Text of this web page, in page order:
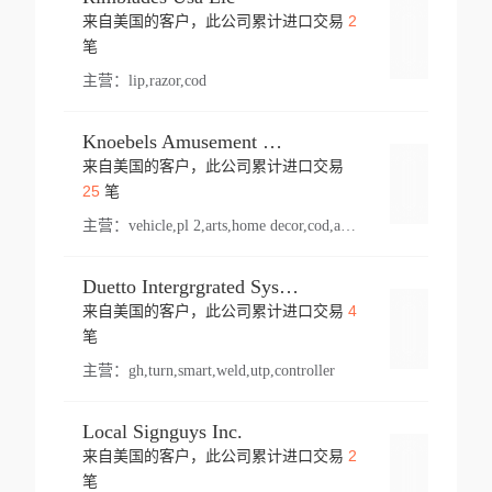
来自美国的客户，此公司累计进口交易 2
笔
主营： lip,razor,cod
Knoebels Amusement Resort
来自美国的客户，此公司累计进口交易
25笔
主营： vehicle,pl 2,arts,home decor,cod,amusement ride,sea
Duetto Intergrgrated Systems Inc.
来自美国的客户，此公司累计进口交易 4
笔
主营： gh,turn,smart,weld,utp,controller
Local Signguys Inc.
来自美国的客户，此公司累计进口交易 2
笔